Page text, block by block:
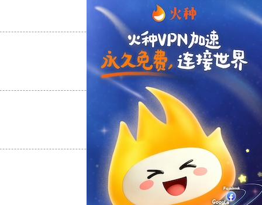
支持
[0] 反对[0]
支持[0] 反对[0]